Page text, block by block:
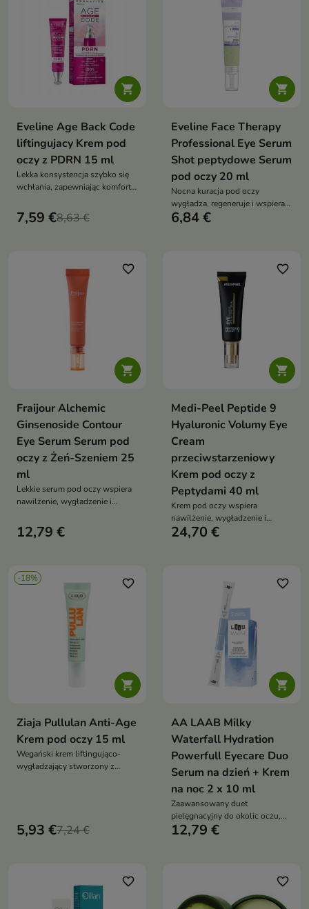

Eveline Age Back Code
liftingujacy Krem pod
oczy z PDRN 15 ml
Lekka konsystencja szybko się
wchłania, zapewniając komfort i
pod makijaż.
7,59 €8,63 €

Eveline Face Therapy
Professional Eye Serum
Shot peptydowe Serum
pod oczy 20 ml
Nocna kuracja pod oczy
wygładza, regeneruje i wspiera
poprawę napięcia delikatnej
hialuronowym pomaga
zmniejszyć widoczność
zmarszczek oraz oznak
6,84 €

favorite_border
Fraijour Alchemic
Ginsenoside Contour
Eye Serum Serum pod
oczy z Żeń-Szeniem 25
ml
Lekkie serum pod oczy wspiera
nawilżenie, wygładzenie i
skóry wokół oczu. Formuła z
wodą z żeń-szenia,
fermentami i hialuronianem sodu
pomaga zmniejszyć widoczność
zmarszczek oraz przywrócić
miękkość skóry
12,79 €

favorite_border
Medi-Peel Peptide 9
Hyaluronic Volumy Eye
Cream
przeciwstarzeniowy
Krem pod oczy z
Peptydami 40 ml
Krem pod oczy wspiera
nawilżenie, wygładzenie i
poprawę jędrności delikatnej
hialuronowym, masłem shea i
trehalozą pomaga zmniejszyć
widoczność drobnych
zmarszczek oraz poprawić
komfort skóry
24,70 €
-18%

favorite_border
Ziaja Pullulan Anti-Age
Krem pod oczy 15 ml
Wegański krem liftingująco-
wygładzający stworzony z
pullulanem,
wspiera wygładzenie drobnych
zmarszczek, redukcję
5,93 €7,24 €

favorite_border
AA LAAB Milky
Waterfall Hydration
Powerfull Eyecare Duo
Serum na dzień + Krem
na noc 2 x 10 ml
Zaawansowany duet
pielęgnacyjny do okolic oczu,
przeznaczony dla skóry
12,79 €
favorite_border favorite_border